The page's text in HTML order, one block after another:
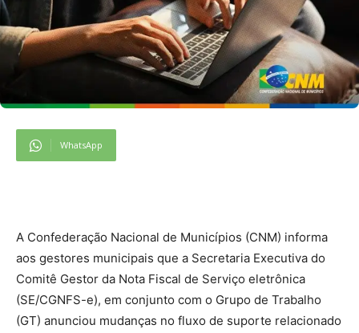
WhatsApp
A Confederação Nacional de Municípios (CNM) informa
aos gestores municipais que a Secretaria Executiva do
Comitê Gestor da Nota Fiscal de Serviço eletrônica
(SE/CGNFS-e), em conjunto com o Grupo de Trabalho
(GT) anunciou mudanças no fluxo de suporte relacionado